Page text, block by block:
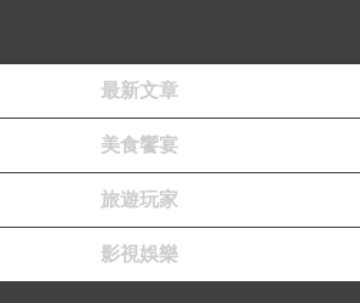
奶鍋，首選永遠是樂番。
包菜盤的窘境，
最新文章
美食饗宴
旅遊玩家
影視娛樂